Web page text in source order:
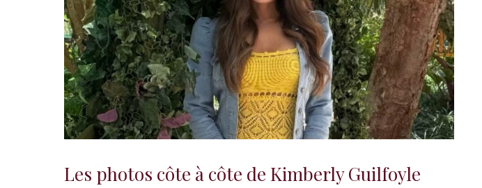
Les photos côte à côte de Kimberly Guilfoyle